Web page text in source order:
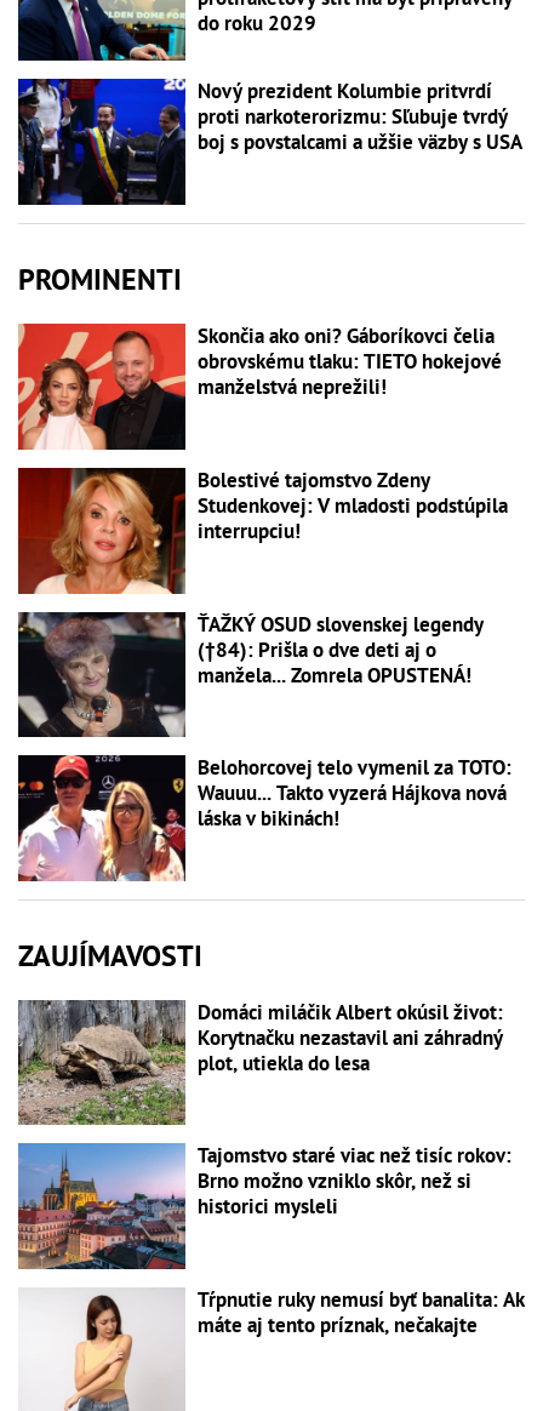
do roku 2029
Nový prezident Kolumbie pritvrdí
proti narkoterorizmu: Sľubuje tvrdý
boj s povstalcami a užšie väzby s USA
PROMINENTI
Skončia ako oni? Gáboríkovci čelia
obrovskému tlaku: TIETO hokejové
manželstvá neprežili!
Bolestivé tajomstvo Zdeny
Studenkovej: V mladosti podstúpila
interrupciu!
ŤAŽKÝ OSUD slovenskej legendy
(†84): Prišla o dve deti aj o
manžela... Zomrela OPUSTENÁ!
Belohorcovej telo vymenil za TOTO:
Wauuu... Takto vyzerá Hájkova nová
láska v bikinách!
ZAUJÍMAVOSTI
Domáci miláčik Albert okúsil život:
Korytnačku nezastavil ani záhradný
plot, utiekla do lesa
Tajomstvo staré viac než tisíc rokov:
Brno možno vzniklo skôr, než si
historici mysleli
Tŕpnutie ruky nemusí byť banalita: Ak
máte aj tento príznak, nečakajte